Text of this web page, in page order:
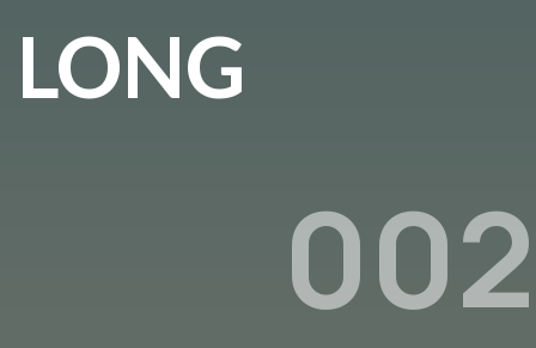
LONG
002